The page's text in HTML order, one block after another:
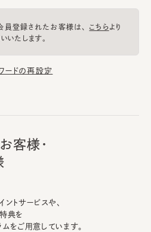
登録されたお客様は、 こちらより
いたします。
ードの再設定
客様・
トサービスや、
典を
をご用意しています。